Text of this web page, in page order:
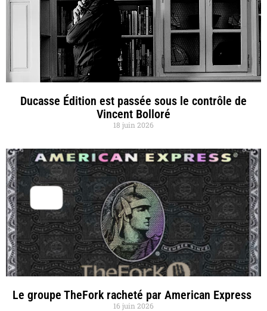
Ducasse Édition est passée sous le contrôle de
Vincent Bolloré
18 juin 2026
Le groupe TheFork racheté par American Express
16 juin 2026